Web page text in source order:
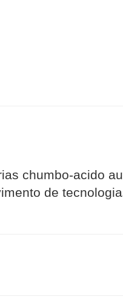
chumbo-acido
de